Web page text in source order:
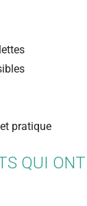
pratique
QUI